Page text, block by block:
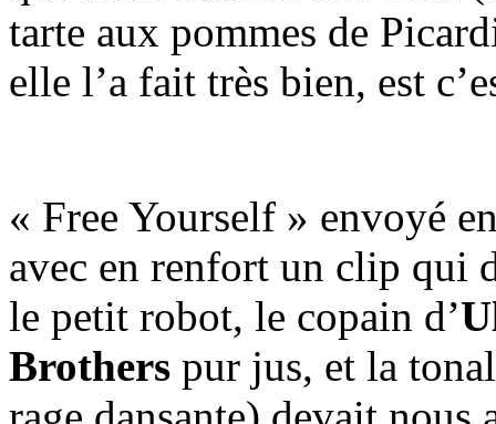
tarte aux pommes de
elle l’a fait très bien, est
« Free Yourself » envoyé
avec en renfort un clip qui
le petit robot, le copain d’
Brothers pur jus, et la